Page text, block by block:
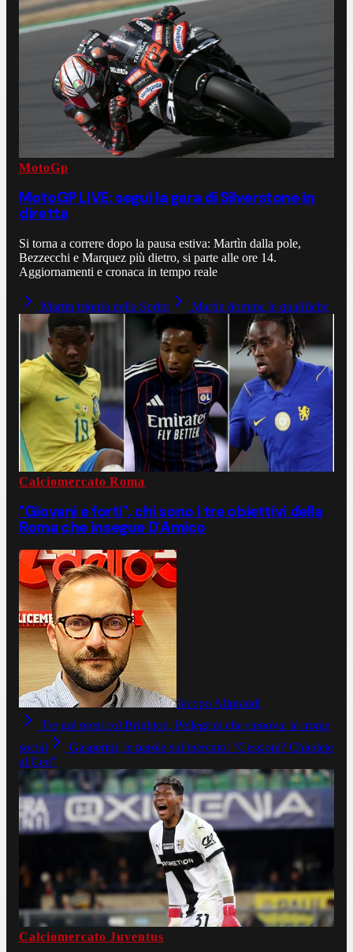
MotoGp
MotoGP LIVE: segui la gara di Silverstone in
diretta
Si torna a correre dopo la pausa estiva: Martìn dalla pole,
Bezzecchi e Marquez più dietro, si parte alle ore 14.
Aggiornamenti e cronaca in tempo reale
Martin trionfa nella Sprint Martin domina le qualifiche
Calciomercato Roma
"Giovani e forti", chi sono i tre obiettivi della
Roma che insegue D'Amico
Jacopo Aliprandi
Tre gol presi col Brighton, Pellegrini che rinnova: le ironie
social
Gasperini, le parole sul mercato: "Cessioni? Chiedete
al Ceo"
Calciomercato Juventus